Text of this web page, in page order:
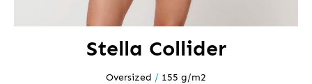
Stella Collider
Oversized / 155 g/m2